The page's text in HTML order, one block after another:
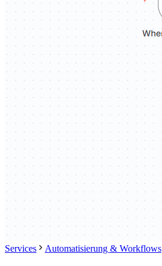
Services Automatisierung & Workflows